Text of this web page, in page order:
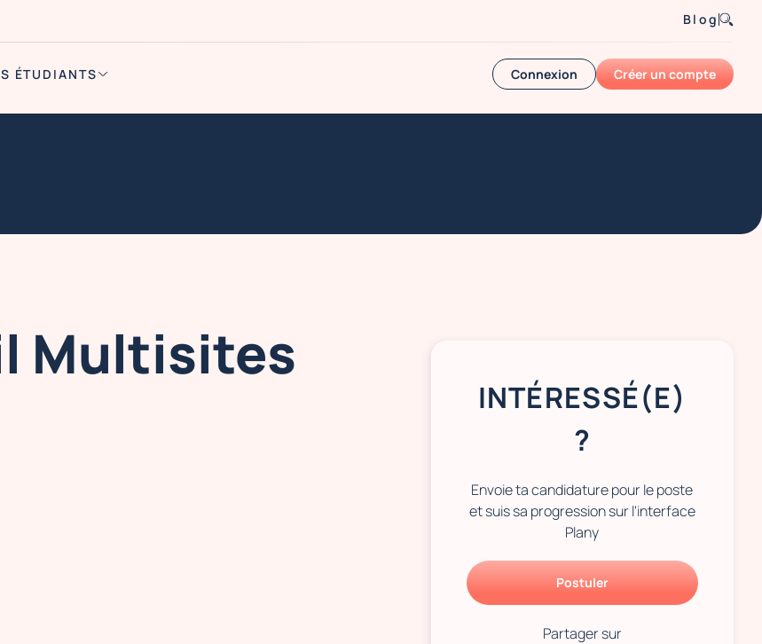
Blog
ÉTUDIANTS Connexion Créer un compte
Multisites
INTÉRESSÉ(E)
?
Envoie ta candidature pour le poste
et suis sa progression sur l'interface
Plany
Postuler
Partager sur